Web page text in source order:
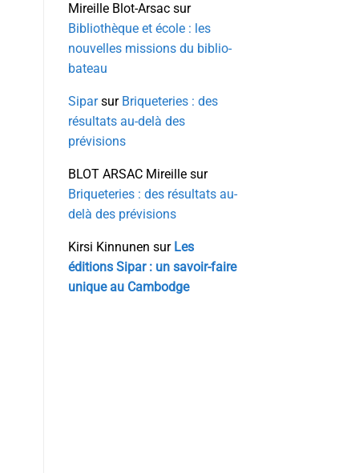
Mireille Blot-Arsacsur
Bibliothèque et école : les
nouvelles missions du biblio-
bateau
Siparsur Briqueteries : des
résultats au-delà des
prévisions
BLOT ARSAC Mireillesur
Briqueteries : des résultats au-
delà des prévisions
Kirsi Kinnunen sur Les
éditions Sipar : un savoir-faire
unique au Cambodge